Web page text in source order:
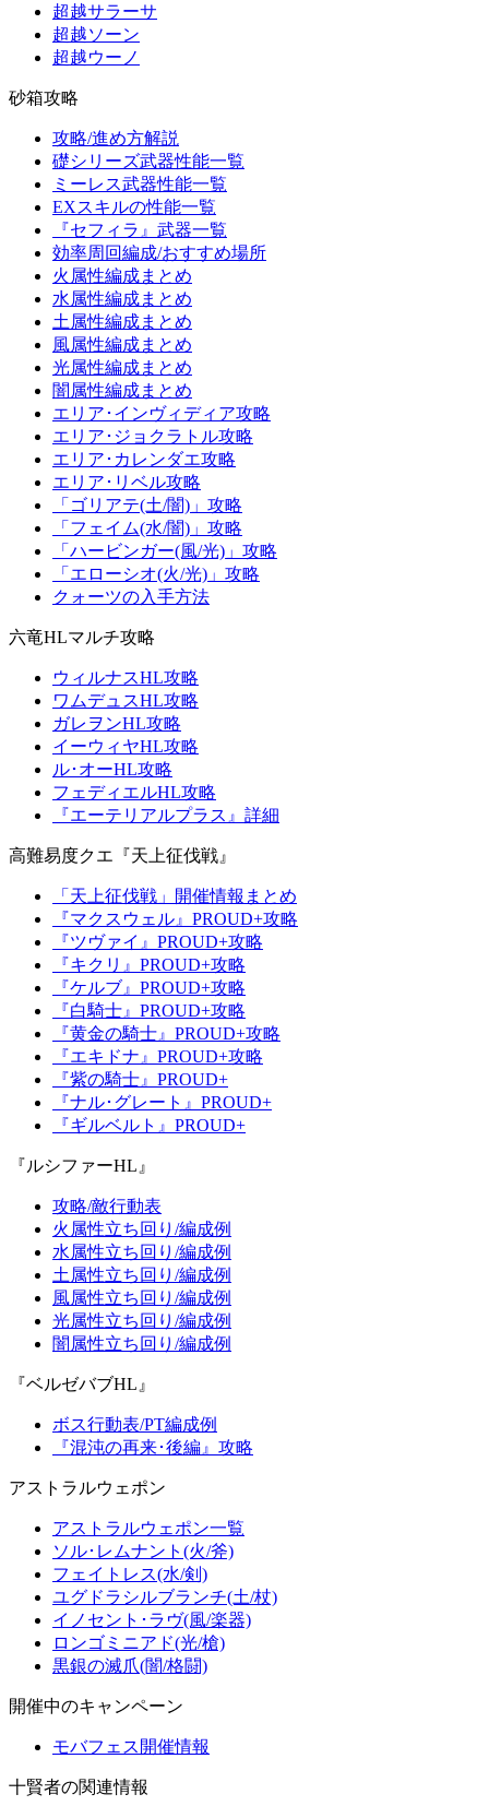
超越サラーサ
超越ソーン
超越ウーノ
砂箱攻略
攻略/進め方解説
礎シリーズ武器性能一覧
ミーレス武器性能一覧
EXスキルの性能一覧
『セフィラ』武器一覧
効率周回編成/おすすめ場所
火属性編成まとめ
水属性編成まとめ
土属性編成まとめ
風属性編成まとめ
光属性編成まとめ
闇属性編成まとめ
エリア･インヴィディア攻略
エリア･ジョクラトル攻略
エリア･カレンダエ攻略
エリア･リベル攻略
「ゴリアテ(土/闇)」攻略
「フェイム(水/闇)」攻略
「ハービンガー(風/光)」攻略
「エローシオ(火/光)」攻略
クォーツの入手方法
六竜HLマルチ攻略
ウィルナスHL攻略
ワムデュスHL攻略
ガレヲンHL攻略
イーウィヤHL攻略
ル･オーHL攻略
フェディエルHL攻略
『エーテリアルプラス』詳細
高難易度クエ『天上征伐戦』
「天上征伐戦」開催情報まとめ
『マクスウェル』PROUD+攻略
『ツヴァイ』PROUD+攻略
『キクリ』PROUD+攻略
『ケルブ』PROUD+攻略
『白騎士』PROUD+攻略
『黄金の騎士』PROUD+攻略
『エキドナ』PROUD+攻略
『紫の騎士』PROUD+
『ナル･グレート』PROUD+
『ギルベルト』PROUD+
『ルシファーHL』
攻略/敵行動表
火属性立ち回り/編成例
水属性立ち回り/編成例
土属性立ち回り/編成例
風属性立ち回り/編成例
光属性立ち回り/編成例
闇属性立ち回り/編成例
『ベルゼバブHL』
ボス行動表/PT編成例
『混沌の再来･後編』攻略
アストラルウェポン
アストラルウェポン一覧
ソル･レムナント(火/斧)
フェイトレス(水/剣)
ユグドラシルブランチ(土/杖)
イノセント･ラヴ(風/楽器)
ロンゴミニアド(光/槍)
黒銀の滅爪(闇/格闘)
開催中のキャンペーン
モバフェス開催情報
十賢者の関連情報